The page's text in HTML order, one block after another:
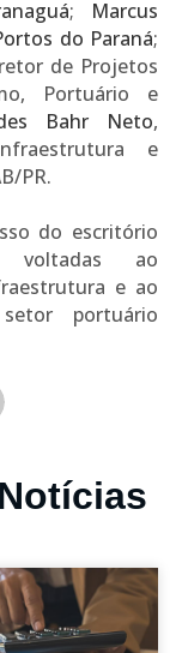
; Marcus
do Paraná;
de Projetos
Portuário e
Bahr Neto,
e
PR.
do escritório
voltadas ao
e ao
portuário